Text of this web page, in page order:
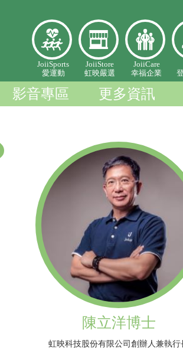
愛
運
動
虹映嚴
選
幸福企
業
JoiiSports
愛運動
JoiiStore
虹映嚴選
JoiiCare
幸福企業
影音專區 更多資訊
陳立洋博士
虹映科技股份有限公司創辦人兼執行